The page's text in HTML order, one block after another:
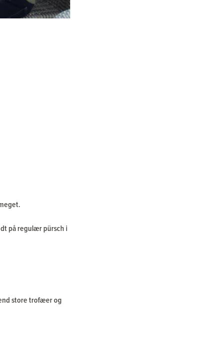
på regulær pürsch i
store trofæer og